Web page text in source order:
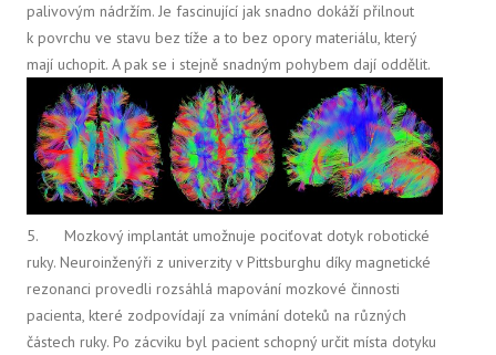
palivovým nádržím. Je fascinující jak snadno dokáží přilnout
k povrchu ve stavu bez tíže a to bez opory materiálu, který
mají uchopit. A pak se i stejně snadným pohybem dají oddělit.
5. Mozkový implantát umožnuje pociťovat dotyk robotické
ruky. Neuroinženýři z univerzity v Pittsburghu díky magnetické
rezonanci provedli rozsáhlá mapování mozkové činnosti
pacienta, které zodpovídají za vnímání doteků na různých
částech ruky. Po zácviku byl pacient schopný určit místa dotyku